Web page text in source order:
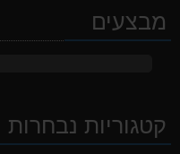
מבצעים
קטגוריות נבחרות